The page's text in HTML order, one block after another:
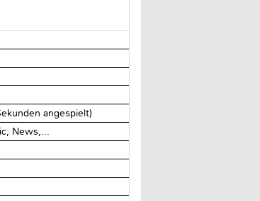
angespielt)
News,...